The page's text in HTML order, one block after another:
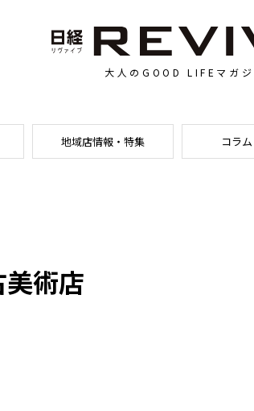
大人のGOOD LIFEマガジ
地域店情報・特集 コラム
術店